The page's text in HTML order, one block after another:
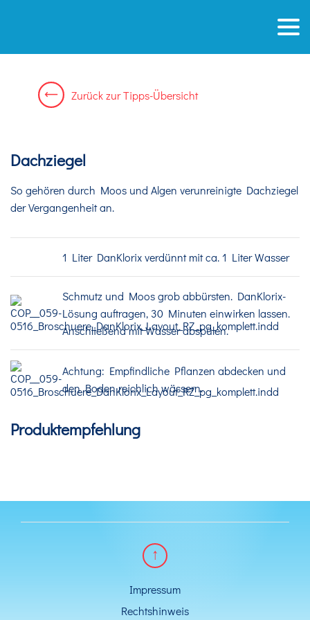
ZurückzurTipps-Übersicht
Dachziegel
So gehören durch Moos und Algen verunreinigte Dachziegel
der Vergangenheit an.
1 Liter DanKlorix verdünnt mit ca. 1 Liter Wasser
Schmutz und Moos grob abbürsten. DanKlorix-
Lösung auftragen, 30 Minuten einwirken lassen.
Anschließend mit Wasser abspülen.
Achtung: Empfindliche Pflanzen abdecken und
den Boden reichlich wässern.
Produktempfehlung
Impressum
Rechtshinweis